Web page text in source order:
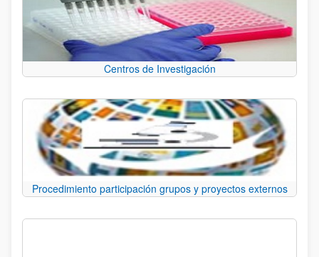
Centros de Investigación
Procedimiento participación grupos y proyectos externos